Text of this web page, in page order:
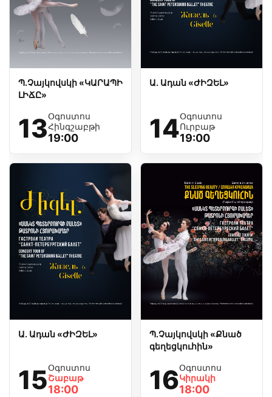
Շրջայց թատրոնում
Հետադարձ կապ
ENG РУС ՀԱՅ
Պ.Չայկովսկի «ԿԱՐԱՊԻ
ԼԻՃԸ»
13Օգոստոս
Հինգշաբթի
19:00
Ա. Ադան «ԺԻԶԵԼ»
14Օգոստոս
Ուրբաթ
19:00
Ա. Ադան «ԺԻԶԵԼ»
15Օգոստոս
Շաբաթ
18:00
Պ.Չայկովսկի «Քնած
գեղեցկուհին»
16Օգոստոս
Կիրակի
18:00